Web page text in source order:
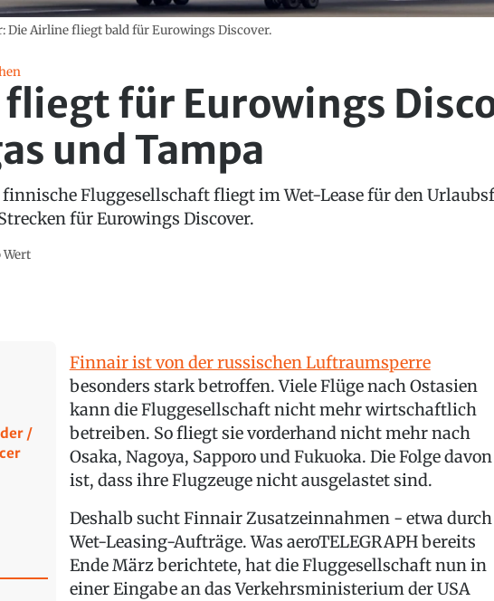
Die Airline fliegt bald für Eurowings Discover.
für Eurowings
und Tampa
finnische Fluggesellschaft fliegt im Wet-Lease für den
für Eurowings Discover.
Wert
/
Finnair ist von der russischen Luftraumsperre
besonders stark betroffen. Viele Flüge nach Ostasien
kann die Fluggesellschaft nicht mehr wirtschaftlich
betreiben. So fliegt sie vorderhand nicht mehr nach
Osaka, Nagoya, Sapporo und Fukuoka. Die Folge davon
ist, dass ihre Flugzeuge nicht ausgelastet sind.
Deshalb sucht Finnair Zusatzeinnahmen - etwa durch
Wet-Leasing-Aufträge. Was aeroTELEGRAPH bereits
Ende März berichtete, hat die Fluggesellschaft nun in
einer Eingabe an das Verkehrsministerium der USA